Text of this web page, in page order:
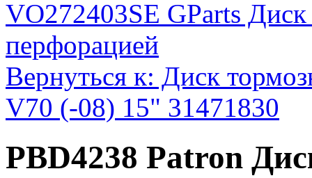
VO272403SE GParts
перфорацией
Вернуться к: Диск
V70 (-08) 15" 31471830
PBD4238 Patron